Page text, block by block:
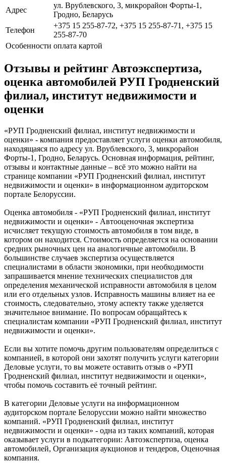
Адрес
ул. Врублевского, 3, микрорайон Форты-1,
Гродно, Беларусь
Телефон
+375 15 255-87-72, +375 15 255-87-71, +375 15
255-87-70
Особенности оплата картой
Отзывы и рейтинг Автоэкспертиза,
оценка автомобилей РУП Гродненский
филиал, институт недвижимости и
оценки
«РУП Гродненский филиал, институт недвижимости и
оценки» - компания предоставляет услуги оценки автомобиля,
находящаяся по адресу ул. Врублевского, 3, микрорайон
Форты-1, Гродно, Беларусь. Основная информация, рейтинг,
отзывы и контактные данные – всё это можно найти на
странице компании «РУП Гродненский филиал, институт
недвижимости и оценки» в информационном аудиторском
портале Белоруссии.
Оценка автомобиля - «РУП Гродненский филиал, институт
недвижимости и оценки» - Автооценочная экспертиза
исчисляет текущую стоимость автомобиля в том виде, в
котором он находится. Стоимость определяется на основании
средних рыночных цен на аналогичные автомобили. В
большинстве случаев экспертиза осуществляется
специалистами в области экономики, при необходимости
запрашивается мнение технических специалистов для
определения механической исправности автомобиля в целом
или его отдельных узлов. Исправность машины влияет на ее
стоимость, следовательно, этому аспекту также уделяется
значительное внимание. По вопросам обращайтесь к
специалистам компании «РУП Гродненский филиал, институт
недвижимости и оценки».
Если вы хотите помочь другим пользователям определиться с
компанией, в которой они захотят получить услуги категории
Деловые услуги, то вы можете оставить отзыв о «РУП
Гродненский филиал, институт недвижимости и оценки»,
чтобы помочь составить её точный рейтинг.
В категории Деловые услуги на информационном
аудиторском портале Белоруссии можно найти множество
компаний. «РУП Гродненский филиал, институт
недвижимости и оценки» - одна из таких компаний, которая
оказывает услуги в подкатегории: Автоэкспертиза, оценка
автомобилей, Организация аукционов и тендеров, Оценочная
компания.